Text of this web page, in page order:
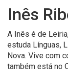
Inês
A Inês é de
estuda Línguas,
Nova. Vive com
também está no